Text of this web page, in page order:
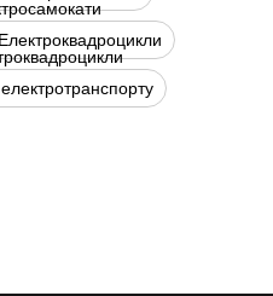
Електроквадроцикли